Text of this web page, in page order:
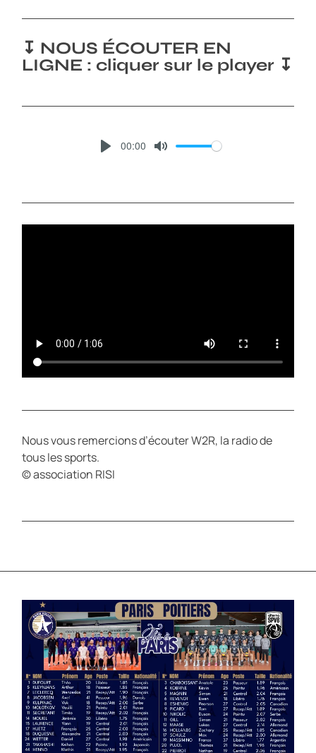
↧ NOUS ÉCOUTER EN
LIGNE : cliquer sur le player ↧
A
00:00
T
Nous vous remercions d’écouter W2R, la radio de
tous les sports.
© association RISI